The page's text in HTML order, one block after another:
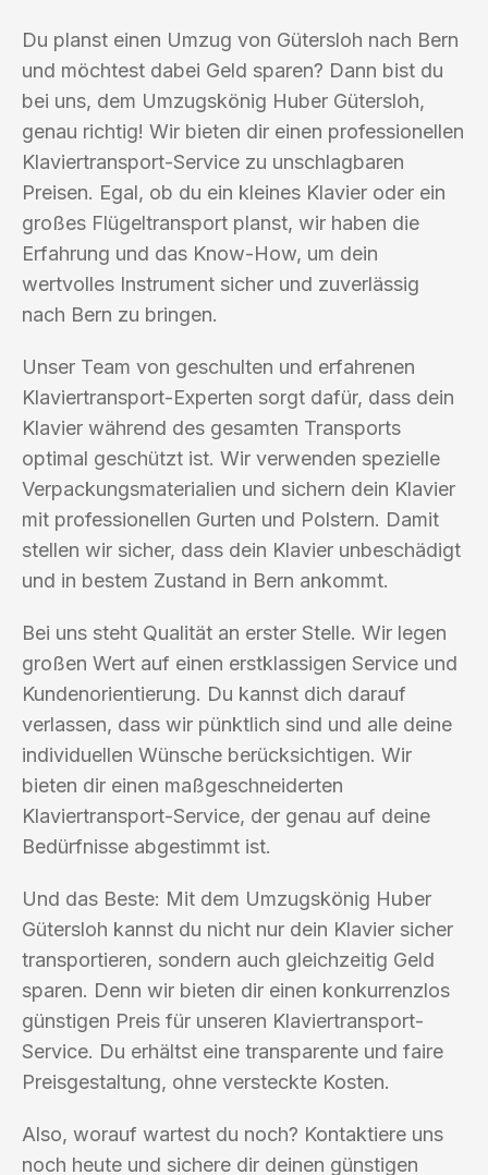
Du planst einen Umzug von Gütersloh nach Bern
und möchtest dabei Geld sparen? Dann bist du
bei uns, dem Umzugskönig Huber Gütersloh,
genau richtig! Wir bieten dir einen professionellen
Klaviertransport-Service zu unschlagbaren
Preisen. Egal, ob du ein kleines Klavier oder ein
großes Flügeltransport planst, wir haben die
Erfahrung und das Know-How, um dein
wertvolles Instrument sicher und zuverlässig
nach Bern zu bringen.
Unser Team von geschulten und erfahrenen
Klaviertransport-Experten sorgt dafür, dass dein
Klavier während des gesamten Transports
optimal geschützt ist. Wir verwenden spezielle
Verpackungsmaterialien und sichern dein Klavier
mit professionellen Gurten und Polstern. Damit
stellen wir sicher, dass dein Klavier unbeschädigt
und in bestem Zustand in Bern ankommt.
Bei uns steht Qualität an erster Stelle. Wir legen
großen Wert auf einen erstklassigen Service und
Kundenorientierung. Du kannst dich darauf
verlassen, dass wir pünktlich sind und alle deine
individuellen Wünsche berücksichtigen. Wir
bieten dir einen maßgeschneiderten
Klaviertransport-Service, der genau auf deine
Bedürfnisse abgestimmt ist.
Und das Beste: Mit dem Umzugskönig Huber
Gütersloh kannst du nicht nur dein Klavier sicher
transportieren, sondern auch gleichzeitig Geld
sparen. Denn wir bieten dir einen konkurrenzlos
günstigen Preis für unseren Klaviertransport-
Service. Du erhältst eine transparente und faire
Preisgestaltung, ohne versteckte Kosten.
Also, worauf wartest du noch? Kontaktiere uns
noch heute und sichere dir deinen günstigen